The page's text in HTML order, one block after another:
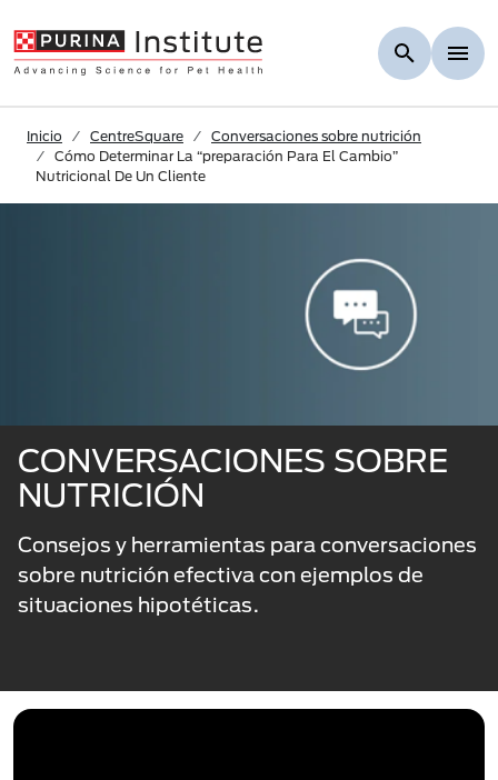
Inicio CentreSquare
Conversaciones sobre nutrición
Cómo Determinar La “preparación Para El Cambio”
Nutricional De Un Cliente
CONVERSACIONES SOBRE
NUTRICIÓN
Consejos y herramientas para conversaciones
sobre nutrición efectiva con ejemplos de
situaciones hipotéticas.